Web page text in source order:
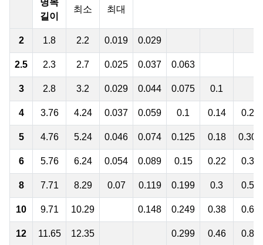
명목
길이
최소 최대
2 1.8 2.2 0.019 0.029
2.5 2.3 2.7 0.025 0.037 0.063
3 2.8 3.2 0.029 0.044 0.075 0.1
4 3.76 4.24 0.037 0.059 0.1 0.14 0.23
5 4.76 5.24 0.046 0.074 0.125 0.18 0.305
6 5.76 6.24 0.054 0.089 0.15 0.22 0.38
8 7.71 8.29 0.07 0.119 0.199 0.3 0.53
10 9.71 10.29 0.148 0.249 0.38 0.68
12 11.65 12.35 0.299 0.46 0.83